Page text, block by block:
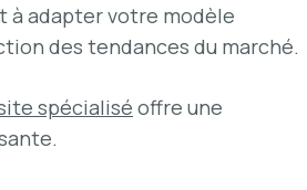
à adapter votre modèle
des tendances du marché.
spécialisé offre une